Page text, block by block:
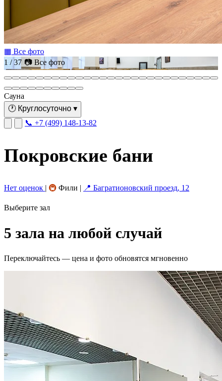
▦ Все фото
1 / 37 📷 Все фото
Сауна
🕐 Круглосуточно ▾
📞 +7 (499) 148-13-82
Покровские бани
Нет оценок | 🚇 Фили | 📍 Багратионовский проезд, 12
Выберите зал
5 зала на любой случай
Переключайтесь — цена и фото обновятся мгновенно